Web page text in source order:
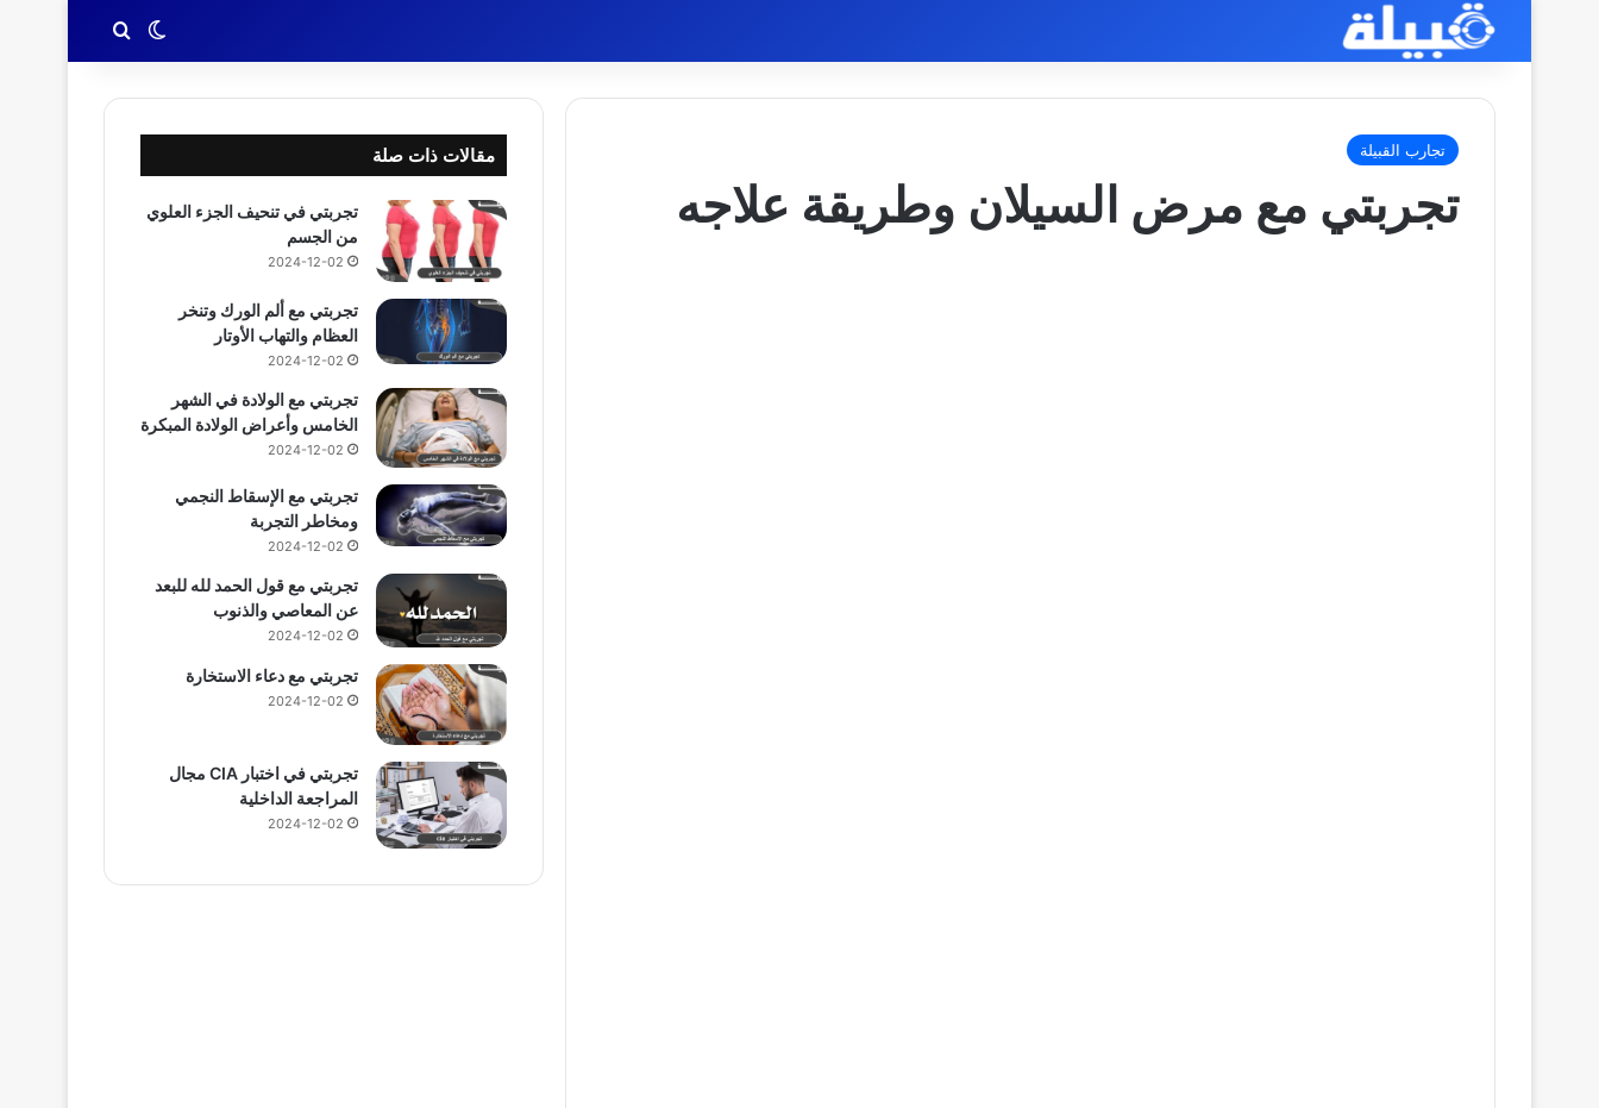
الوضع المظلم
بحث عن
تجارب القبيلة
تجربتي مع مرض السيلان وطريقة علاجه
مقالات ذات صلة
تجربتي في تنحيف الجزء العلوي
من الجسم
2024-12-02
تجربتي مع ألم الورك وتنخر
العظام والتهاب الأوتار
2024-12-02
تجربتي مع الولادة في الشهر
الخامس وأعراض الولادة المبكرة
2024-12-02
تجربتي مع الإسقاط النجمي
ومخاطر التجربة
2024-12-02
تجربتي مع قول الحمد لله للبعد
عن المعاصي والذنوب
2024-12-02
تجربتي مع دعاء الاستخارة
2024-12-02
تجربتي في اختبار CIA مجال
المراجعة الداخلية
2024-12-02